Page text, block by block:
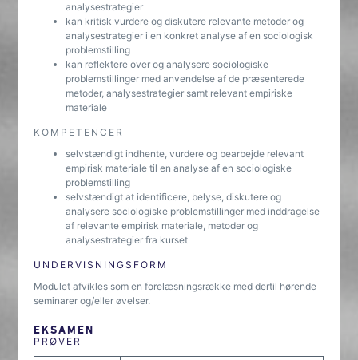
analysestrategier
kan kritisk vurdere og diskutere relevante metoder og
analysestrategier i en konkret analyse af en sociologisk
problemstilling
kan reflektere over og analysere sociologiske
problemstillinger med anvendelse af de præsenterede
metoder, analysestrategier samt relevant empiriske
materiale
KOMPETENCER
selvstændigt indhente, vurdere og bearbejde relevant
empirisk materiale til en analyse af en sociologiske
problemstilling
selvstændigt at identificere, belyse, diskutere og
analysere sociologiske problemstillinger med inddragelse
af relevante empirisk materiale, metoder og
analysestrategier fra kurset
UNDERVISNINGSFORM
Modulet afvikles som en forelæsningsrække med dertil hørende
seminarer og/eller øvelser.
EKSAMEN
PRØVER